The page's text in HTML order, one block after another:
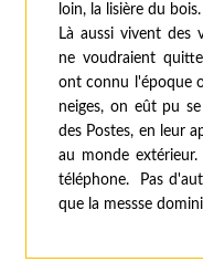
loin, la lisière du bois.
Là aussi vivent des
ne voudraient
ont connu l'époque
neiges, on eût pu
des Postes, en leur
au monde
téléphone. Pas
que la messse